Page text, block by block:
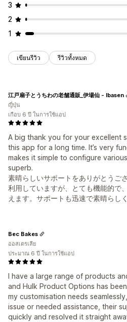
3
2
1
เขียนรีวิว รีวิวทั้งหมด
A big thank you for your excellent
this app for a long time. It’s very
makes it simple to configure
superb.
素晴らしいサポートをありがとうご
利用していますが、とても機能的で
えます。サポートも迅速で素晴らし
江戸扇子とうちわの老舗通販_伊場仙 - Ibasen
ญี่ปุ่น
เกือบ 6 ปี ในการใช้แอป
I have a large range of products
and Hulk Product Options has
my customisation needs
issue or needed assistance, their
quickly and resolved it straight
Bec Bakes
ออสเตรเลีย
ประมาณ 6 ปี ในการใช้แอป